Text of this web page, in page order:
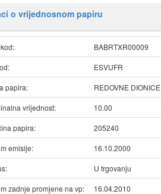
o vrijednosnom papiru
BABRTXR00009
ESVUFR
papira:
REDOVNE DIONICE
vrijednost:
10.00
papira:
205240
emisije:
16.10.2000
U trgovanju
zadnje promjene na vp:
16.04.2010